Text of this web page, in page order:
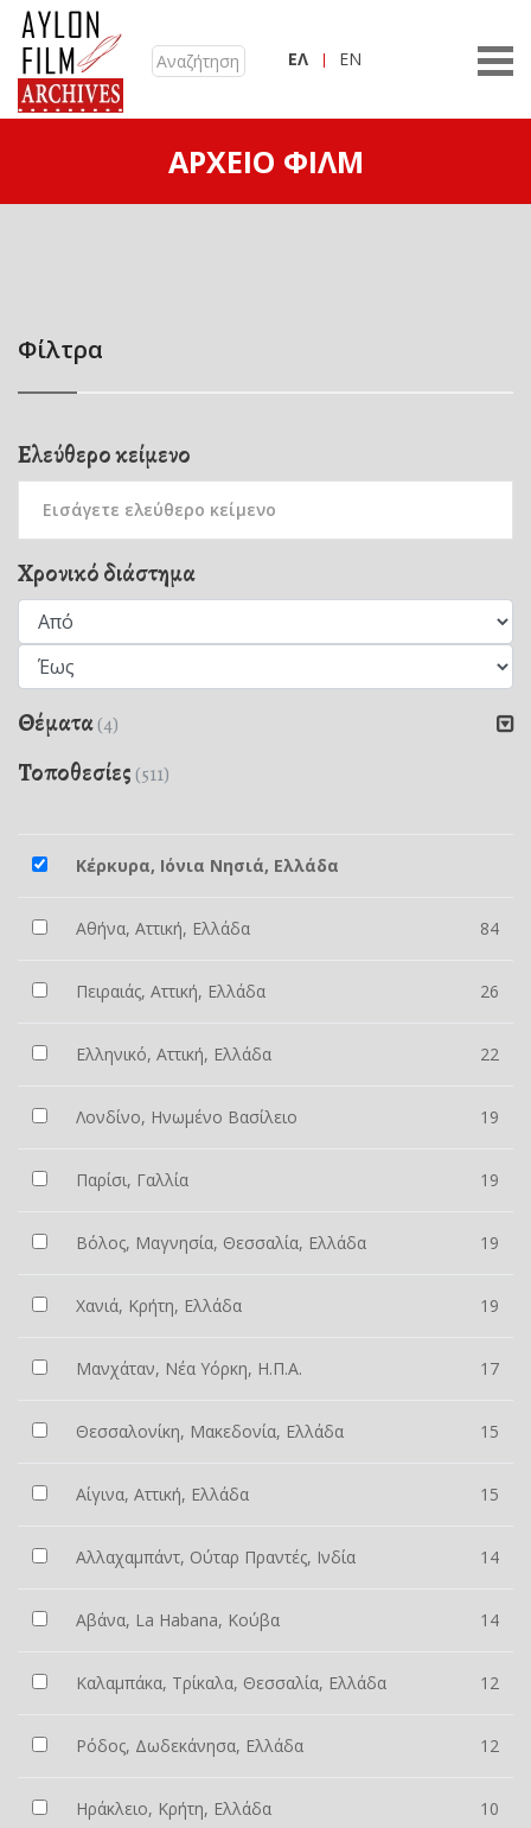
ΕΛ EN
ΑΡΧΕΊΟ ΦΙΛΜ
Φίλτρα
Ελεύθερο κείμενο
Χρονικό διάστημα
Θέματα(4)
Τοποθεσίες (511)
Κέρκυρα, Ιόνια Νησιά, Ελλάδα
Αθήνα, Αττική, Ελλάδα 84
Πειραιάς, Αττική, Ελλάδα 26
Ελληνικό, Αττική, Ελλάδα 22
Λονδίνο, Ηνωμένο Βασίλειο 19
Παρίσι, Γαλλία 19
Βόλος, Μαγνησία, Θεσσαλία, Ελλάδα 19
Χανιά, Κρήτη, Ελλάδα 19
Μανχάταν, Νέα Υόρκη, Η.Π.Α. 17
Θεσσαλονίκη, Μακεδονία, Ελλάδα 15
Αίγινα, Αττική, Ελλάδα 15
Αλλαχαμπάντ, Ούταρ Πραντές, Ινδία 14
Αβάνα, La Habana, Κούβα 14
Καλαμπάκα, Τρίκαλα, Θεσσαλία, Ελλάδα 12
Ρόδος, Δωδεκάνησα, Ελλάδα 12
Ηράκλειο, Κρήτη, Ελλάδα 10